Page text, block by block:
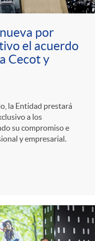
por
el acuerdo
Cecot y
la Entidad prestará
a los
su compromiso e
y empresarial.